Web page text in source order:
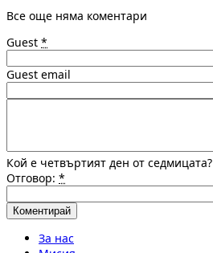
Все още няма коментари
Guest *
Guest email
Кой е четвъртият ден от седмицата?
Отговор: *
За нас